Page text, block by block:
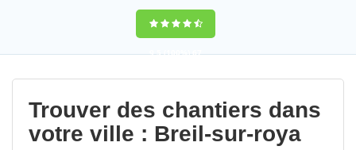
9,5(100%)67
votes
Trouver des chantiers dans
votre ville : Breil-sur-roya